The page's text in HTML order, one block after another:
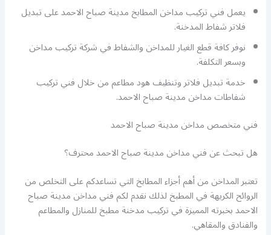
يعمل فني تركيب مداخن المطابخ مدينة صباح الاحمد على تبديل
فلاتر شفاط المدخنة.
نوفر كافة قطع الغيار للمداخن والشفاط في شركة تركيب مداخن
وبسعر التكلفة.
خدمة تبديل فلاتر وتنظيف هود مطاعم من خلال فني تركيب
شفاطات مداخن مدينة صباح الاحمد.
فني متخصص مداخن مدينة صباح الاحمد
هل تبحث عن فني مداخن مدينة صباح الاحمد محترف؟
تعتبر المداخن من أهم أجزاء المطابخ التي تساعدكم على التخلص من
الروائح الكريهة في المطبخ لذلك نقدم لكم فني مداخن مدينة صباح
الاحمد بخبرته المميزة في تركيب مدخنة مطبخ للمنازل والمطاعم
والفنادق والمقاهي.